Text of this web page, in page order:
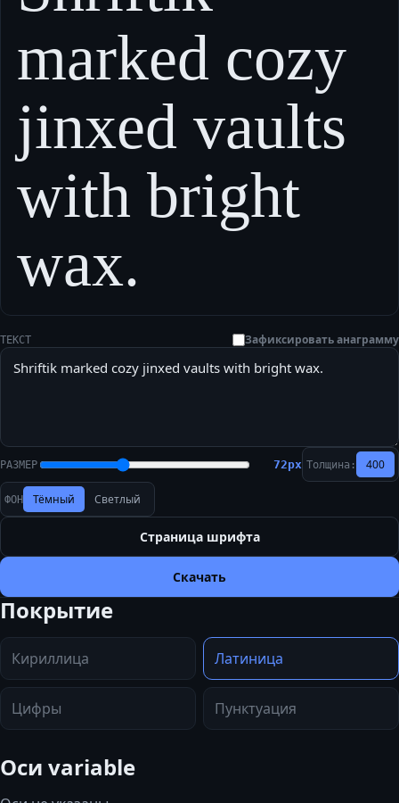
marked cozy
jinxed vaults
with bright
wax.
ТЕКСТ Зафиксировать анаграмму
РАЗМЕР 72px Толщина: 400
ФОН Тёмный Светлый
Страница шрифта
Скачать
Покрытие
Кириллица Латиница
Цифры Пунктуация
Оси variable